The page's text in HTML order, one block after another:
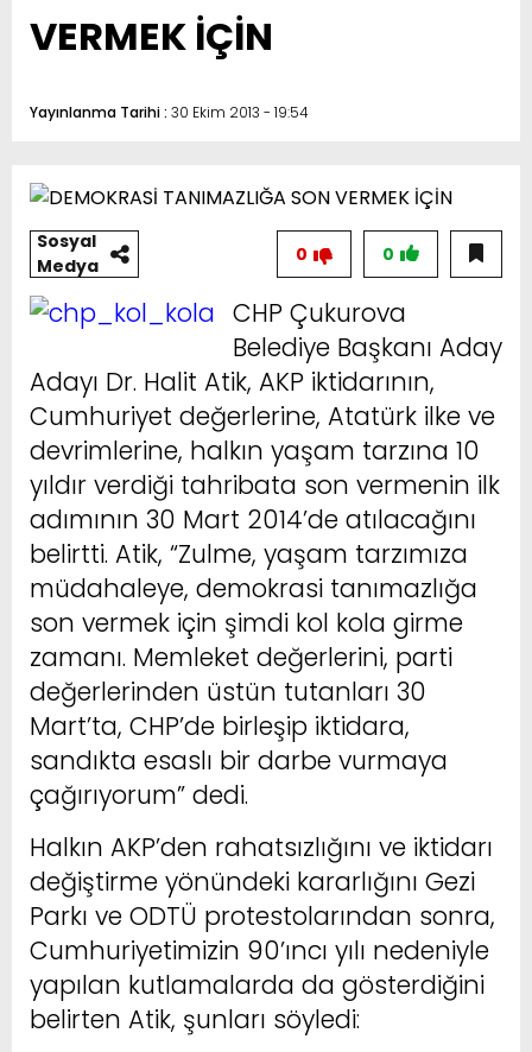
VERMEK İÇİN
Yayınlanma Tarihi : 30 Ekim 2013 - 19:54
Sosyal
Medya
0
0
CHP Çukurova
Belediye Başkanı Aday
Adayı Dr. Halit Atik, AKP iktidarının,
Cumhuriyet değerlerine, Atatürk ilke ve
devrimlerine, halkın yaşam tarzına 10
yıldır verdiği tahribata son vermenin ilk
adımının 30 Mart 2014’de atılacağını
belirtti. Atik, “Zulme, yaşam tarzımıza
müdahaleye, demokrasi tanımazlığa
son vermek için şimdi kol kola girme
zamanı. Memleket değerlerini, parti
değerlerinden üstün tutanları 30
Mart’ta, CHP’de birleşip iktidara,
sandıkta esaslı bir darbe vurmaya
çağırıyorum” dedi.
Halkın AKP’den rahatsızlığını ve iktidarı
değiştirme yönündeki kararlığını Gezi
Parkı ve ODTÜ protestolarından sonra,
Cumhuriyetimizin 90’ıncı yılı nedeniyle
yapılan kutlamalarda da gösterdiğini
belirten Atik, şunları söyledi: